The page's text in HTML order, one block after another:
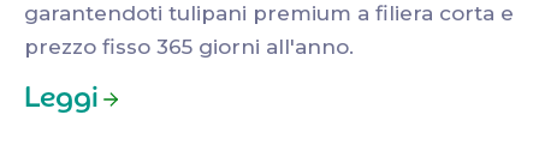
garantendoti tulipani premium a filiera corta e
prezzo fisso 365 giorni all'anno.
Leggi